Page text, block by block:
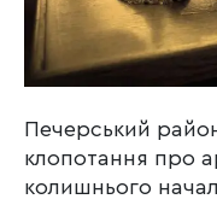
Печерський
клопотання про
колишнього